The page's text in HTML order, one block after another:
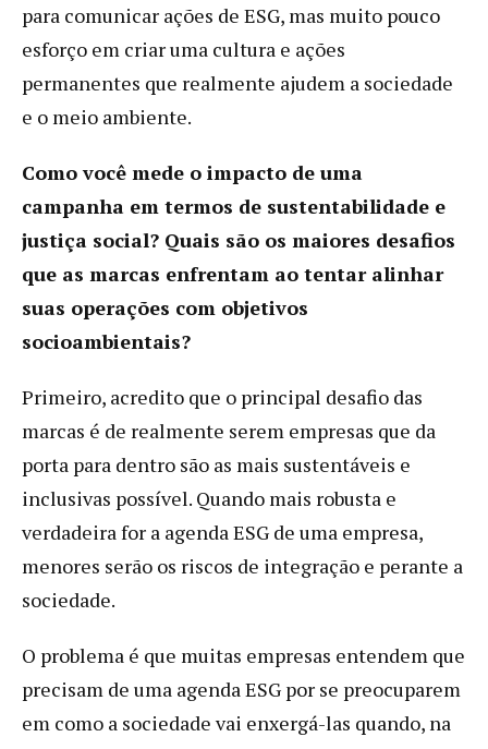
para comunicar ações de ESG, mas muito pouco
esforço em criar uma cultura e ações
permanentes que realmente ajudem a sociedade
e o meio ambiente.
Como você mede o impacto de uma
campanha em termos de sustentabilidade e
justiça social? Quais são os maiores desafios
que as marcas enfrentam ao tentar alinhar
suas operações com objetivos
socioambientais?
Primeiro, acredito que o principal desafio das
marcas é de realmente serem empresas que da
porta para dentro são as mais sustentáveis e
inclusivas possível. Quando mais robusta e
verdadeira for a agenda ESG de uma empresa,
menores serão os riscos de integração e perante a
sociedade.
O problema é que muitas empresas entendem que
precisam de uma agenda ESG por se preocuparem
em como a sociedade vai enxergá-las quando, na